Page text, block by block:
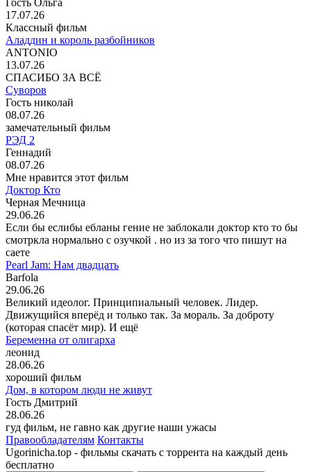
Гость Ольга
17.07.26
Классный фильм
Аладдин и король разбойников
ANTONIO
13.07.26
СПАСИБО ЗА ВСЁ
Суворов
Гость николай
08.07.26
замечательный фильм
РЭД 2
Геннадий
08.07.26
Мне нравится этот фильм
Доктор Кто
Черная Мечница
29.06.26
Если бы еслибы ебланы гение не заблокали доктор кто то бы
смотркла нормально с озучкой . но из за того что пишут на
саете
Pearl Jam: Нам двадцать
Barfola
29.06.26
Великий идеолог. Принципиальный человек. Лидер.
Движущийся вперёд и только так. За мораль. За доброту
(которая спасёт мир). И ещё
Беременна от олигарха
леонид
28.06.26
хороший фильм
Дом, в котором люди не живут
Гость Дмитрий
28.06.26
гуд фильм, не гавно как другие наши ужасы
Правообладателям Контакты
Ugorinicha.top - фильмы скачать с торрента на каждый день
бесплатно